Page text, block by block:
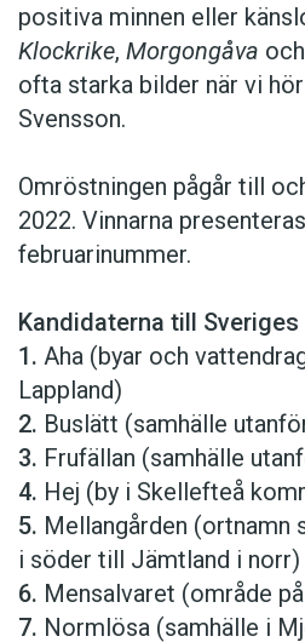
positiva minnen eller
Klockrike, Morgongåva och
ofta starka bilder när vi
Svensson.
Omröstningen pågår till
2022. Vinnarna
februarinummer.
Kandidaterna till
1. Aha (byar och
Lappland)
2. Buslätt (samhälle
3. Frufällan (samhälle
4. Hej (by i Skellefteå
5. Mellangården (ortnamn
i söder till Jämtland i norr)
6. Mensalvaret (område
7. Normlösa (samhälle i